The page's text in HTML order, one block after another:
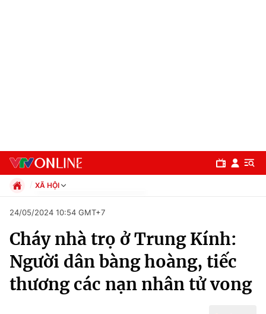
Chuyên mục
Chính trị
XÃ HỘI
Xã hội
Pháp luật
Kinh tế
Thể thao
Truyền hình
Văn hóa - Giải trí
24/05/2024 10:54 GMT+7
Cháy nhà trọ ở Trung Kính:
Người dân bàng hoàng, tiếc
thương các nạn nhân tử vong